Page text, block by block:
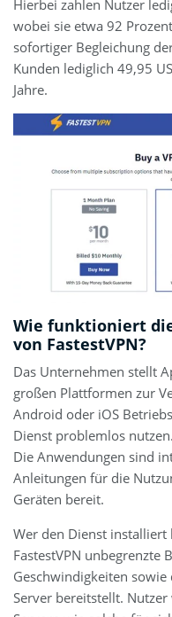
Hierbei zahlen Nutzer
wobei sie etwa 92
sofortiger Begleichung
Kunden lediglich 49,95
Jahre.
Wie funktioniert
von FastestVPN?
Das Unternehmen stellt
großen Plattformen zur
Android oder iOS
Dienst problemlos
Die Anwendungen sind
Anleitungen für die
Geräten bereit.
Wer den Dienst
FastestVPN unbegrenzte
Geschwindigkeiten
Server bereitstellt.